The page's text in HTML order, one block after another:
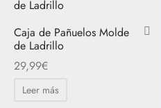
Caja de Pañuelos Molde
de Ladrillo
29,99€
Leer más